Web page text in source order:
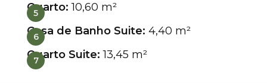
5
Quarto:10,60 m²
6
Casa de Banho Suite: 4,40 m²
7
Quarto Suite:13,45 m²